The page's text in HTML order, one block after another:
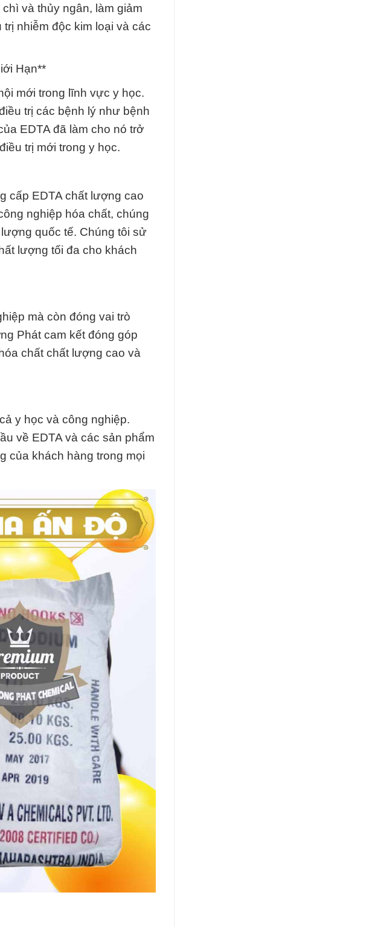
và thủy ngân, làm giảm
nhiễm độc kim loại và các
Hạn**
mới trong lĩnh vực y học.
trị các bệnh lý như bệnh
EDTA đã làm cho nó trở
trị mới trong y học.
cấp EDTA chất lượng cao
nghiệp hóa chất, chúng
quốc tế. Chúng tôi sử
lượng tối đa cho khách
mà còn đóng vai trò
Phát cam kết đóng góp
chất chất lượng cao và
y học và công nghiệp.
về EDTA và các sản phẩm
của khách hàng trong mọi